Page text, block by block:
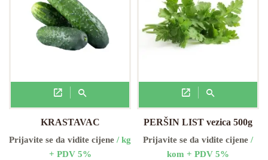
KRASTAVAC
Prijavite se da vidite cijene / kg
+ PDV 5%
PERŠIN LIST vezica 500g
Prijavite se da vidite cijene /
kom + PDV 5%